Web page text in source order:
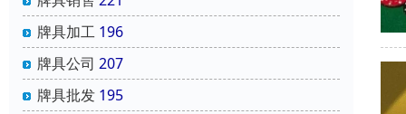
牌具加工 196
牌具公司 207
牌具批发 195